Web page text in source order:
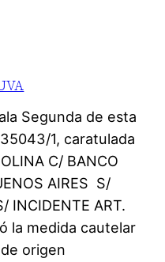
Segunda de esta
1, caratulada
C/ BANCO
AIRES S/
INCIDENTE ART.
la medida cautelar
origen